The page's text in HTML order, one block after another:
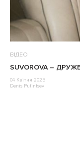
ВІДЕО
SUVOROVA –
04 Квітня 2025
Denis Putintsev